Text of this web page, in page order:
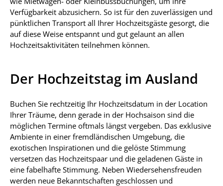
Verfügbarkeit abzusichern. So ist für den zuverlässigen und
pünktlichen Transport all Ihrer Hochzeitsgäste gesorgt, die
auf diese Weise entspannt und gut gelaunt an allen
Hochzeitsaktivitäten teilnehmen können.
Der Hochzeitstag im Ausland
Buchen Sie rechtzeitig Ihr Hochzeitsdatum in der Location
Ihrer Träume, denn gerade in der Hochsaison sind die
möglichen Termine oftmals längst vergeben. Das exklusive
Ambiente in einer fremdländischen Umgebung, die
exotischen Inspirationen und die gelöste Stimmung
versetzen das Hochzeitspaar und die geladenen Gäste in
eine fabelhafte Stimmung. Neben Wiedersehensfreuden
werden neue Bekanntschaften geschlossen und